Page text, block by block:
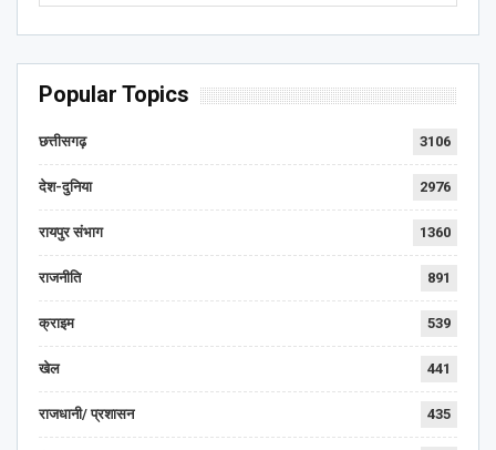
Popular Topics
छत्तीसगढ़ 3106
देश-दुनिया 2976
रायपुर संभाग 1360
राजनीति 891
क्राइम 539
खेल 441
राजधानी/ प्रशासन 435